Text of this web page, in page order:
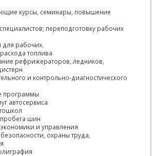
курсы, семинары, повышение
переподготовку рабочих
рабочих.
топлива
рефрижераторов, ледников,
и контрольно-диагностического
программы
автосервиса
шин
и управления
охраны труда,